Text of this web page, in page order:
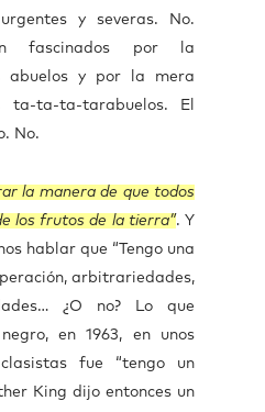
y severas. No.
fascinados por la
abuelos y por la mera
ta-ta-ta-tarabuelos. El
No.
la manera de que todos
los frutos de la tierra”. Y
hablar que “Tengo una
arbitrariedades,
¿O no? Lo que
en 1963, en unos
fue “tengo un
King dijo entonces un